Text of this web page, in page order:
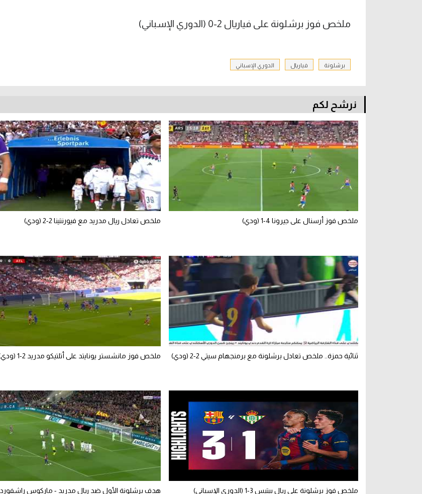
ملخص فوز برشلونة على فياريال 2-0 (الدوري الإسباني)
برشلونة فياريال الدوري الإسباني
نرشح لكم
ملخص فوز أرسنال على جيرونا 4-1 (ودي) ملخص تعادل ريال مدريد مع فيورنتينا 2-2 (ودي)
ثنائية حمزة.. ملخص تعادل برشلونة مع برمنجهام سيتي 2-2 (ودي) ملخص فوز مانشستر يونايتد على أتلتيكو مدريد 2-1 (ودي)
ملخص فوز برشلونة على ريال بيتيس 3-1 (الدوري الإسباني) هدف برشلونة الأول ضد ريال مدريد - ماركوس راشفورد